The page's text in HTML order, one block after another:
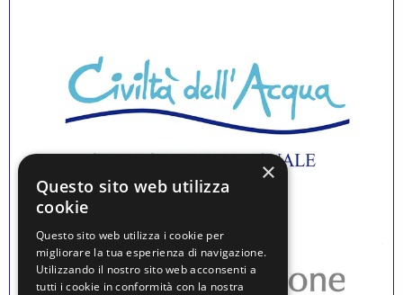
×
Questo sito web utilizza
cookie
Questo sito web utilizza i cookie per
migliorare la tua esperienza di navigazione.
Utilizzando il nostro sito web acconsenti a
tutti i cookie in conformità con la nostra